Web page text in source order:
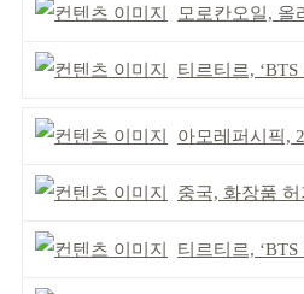
모로칸오일, 올리
티르티르, ‘BTS
아모레퍼시픽, 2026
중국, 화장품 허가·
티르티르, ‘BTS